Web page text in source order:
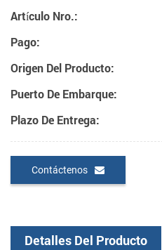
Artículo Nro.:
Pago:
Origen Del Producto:
Puerto De Embarque:
Plazo De Entrega:
Contáctenos
Detalles Del Producto